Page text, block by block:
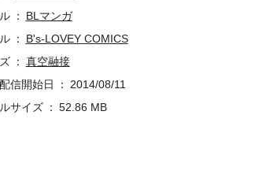
BLマンガ
B's-LOVEY COMICS
真空融接
信開始日
2014/08/11
サイズ
52.86 MB